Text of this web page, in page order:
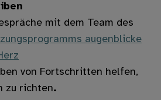
mit dem Team des
augenblicke
von Fortschritten helfen,
zu richten.